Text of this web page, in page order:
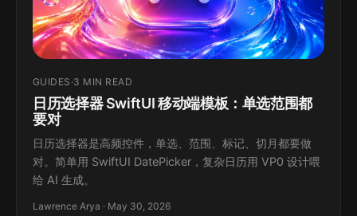
GUIDES ·3 MIN READ
日历选择器 SwiftUI 移动端模板：单选范围都
要对
日历选择器是高频控件，单选、范围、标记、切月都要做
对。简单用 SwiftUI DatePicker，复杂日历用 VP0 设计喂
给 AI 生成。
Lawrence Arya · May 30, 2026